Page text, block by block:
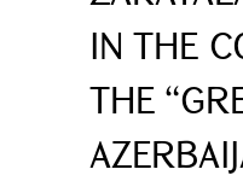
IN THE
THE